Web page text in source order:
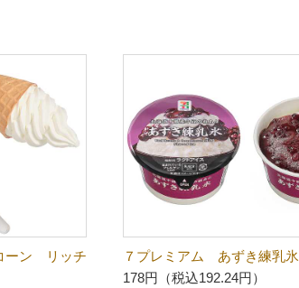
ーン リッチ
７プレミアム あずき練乳氷
178円（税込192.24円）